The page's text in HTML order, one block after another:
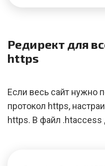
Редирект для
https
Если весь сайт нужно
протокол https,
https. В файл .htaccess